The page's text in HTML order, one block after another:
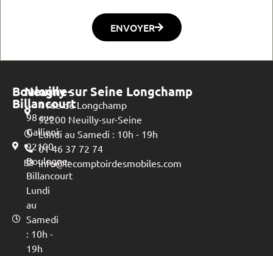
ENVOYER
Boulogne-
Billancourt
98 rue
Gallieni
92100
Boulogne-
Billancourt
Lundi
au
Samedi
: 10h -
19h
Neuilly sur Seine Longchamp
4 rue de Longchamp
92200 Neuilly-sur-Seine
Lundi au Samedi : 10h - 19h
01 46 37 72 74
info@lecomptoirdesmobiles.com